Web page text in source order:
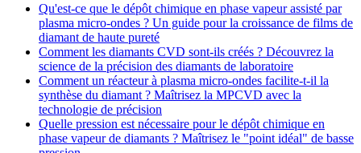
Qu'est-ce que le dépôt chimique en phase vapeur assisté par
plasma micro-ondes ? Un guide pour la croissance de films de
diamant de haute pureté
Comment les diamants CVD sont-ils créés ? Découvrez la
science de la précision des diamants de laboratoire
Comment un réacteur à plasma micro-ondes facilite-t-il la
synthèse du diamant ? Maîtrisez la MPCVD avec la
technologie de précision
Quelle pression est nécessaire pour le dépôt chimique en
phase vapeur de diamants ? Maîtrisez le "point idéal" de basse